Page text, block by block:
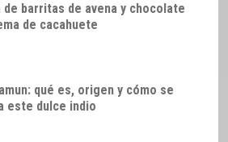
de barritas de avena y chocolate
de cacahuete
qué es, origen y cómo se
este dulce indio